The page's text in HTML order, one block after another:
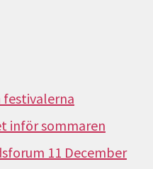
festivalerna
inför sommaren
11 December